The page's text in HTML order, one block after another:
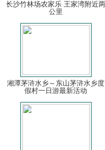
长沙竹林场农家乐 王家湾附近两
公里
湘潭茅浒水乡～东山茅浒水乡度
假村一日游最新活动